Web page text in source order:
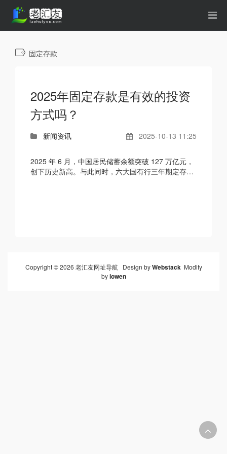
固定存款
2025年固定存款是有效的投资
方式吗？
新闻资讯 2025-10-13 11:25
2025 年 6 月，中国居民储蓄余额突破 127 万亿元，
创下历史新高。与此同时，六大国有行三年期定存利
Copyright © 2026 老汇友网址导航 Design byWebstack Modify
byiowen